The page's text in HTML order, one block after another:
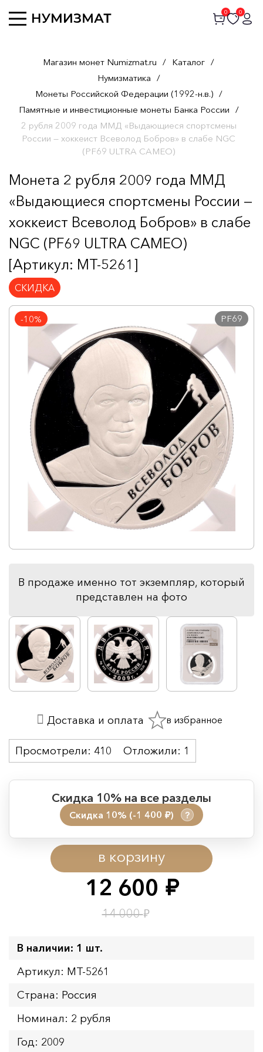
0 0
Магазин монет Numizmat.ru / Каталог /
Нумизматика /
Монеты Российской Федерации (1992-н.в.) /
Памятные и инвестиционные монеты Банка России /
2 рубля 2009 года ММД «Выдающиеся спортсмены
России — хоккеист Всеволод Бобров» в слабе NGC
(PF69 ULTRA CAMEO)
Монета 2 рубля 2009 года ММД
«Выдающиеся спортсмены России —
хоккеист Всеволод Бобров» в слабе
NGC (PF69 ULTRA CAMEO)
[Артикул: MT-5261]
СКИДКА
-10% PF69
В продаже именно тот экземпляр, который
представлен на фото
12 600 руб.
14 000₽
в корзину
Скидка 10% на все разделы
Скидка 10% (-1 400 руб.) ?
Период действия акции:
Начало:
08.08.2026 00:01
Окончание:
09.08.2026 23:59
Время до окончания:
Просмотрели: 410 Отложили: 1
Доставка и оплата в избранное
В наличии: 1 шт.
Артикул: MT-5261
Страна: Россия
Номинал: 2 рубля
Год: 2009